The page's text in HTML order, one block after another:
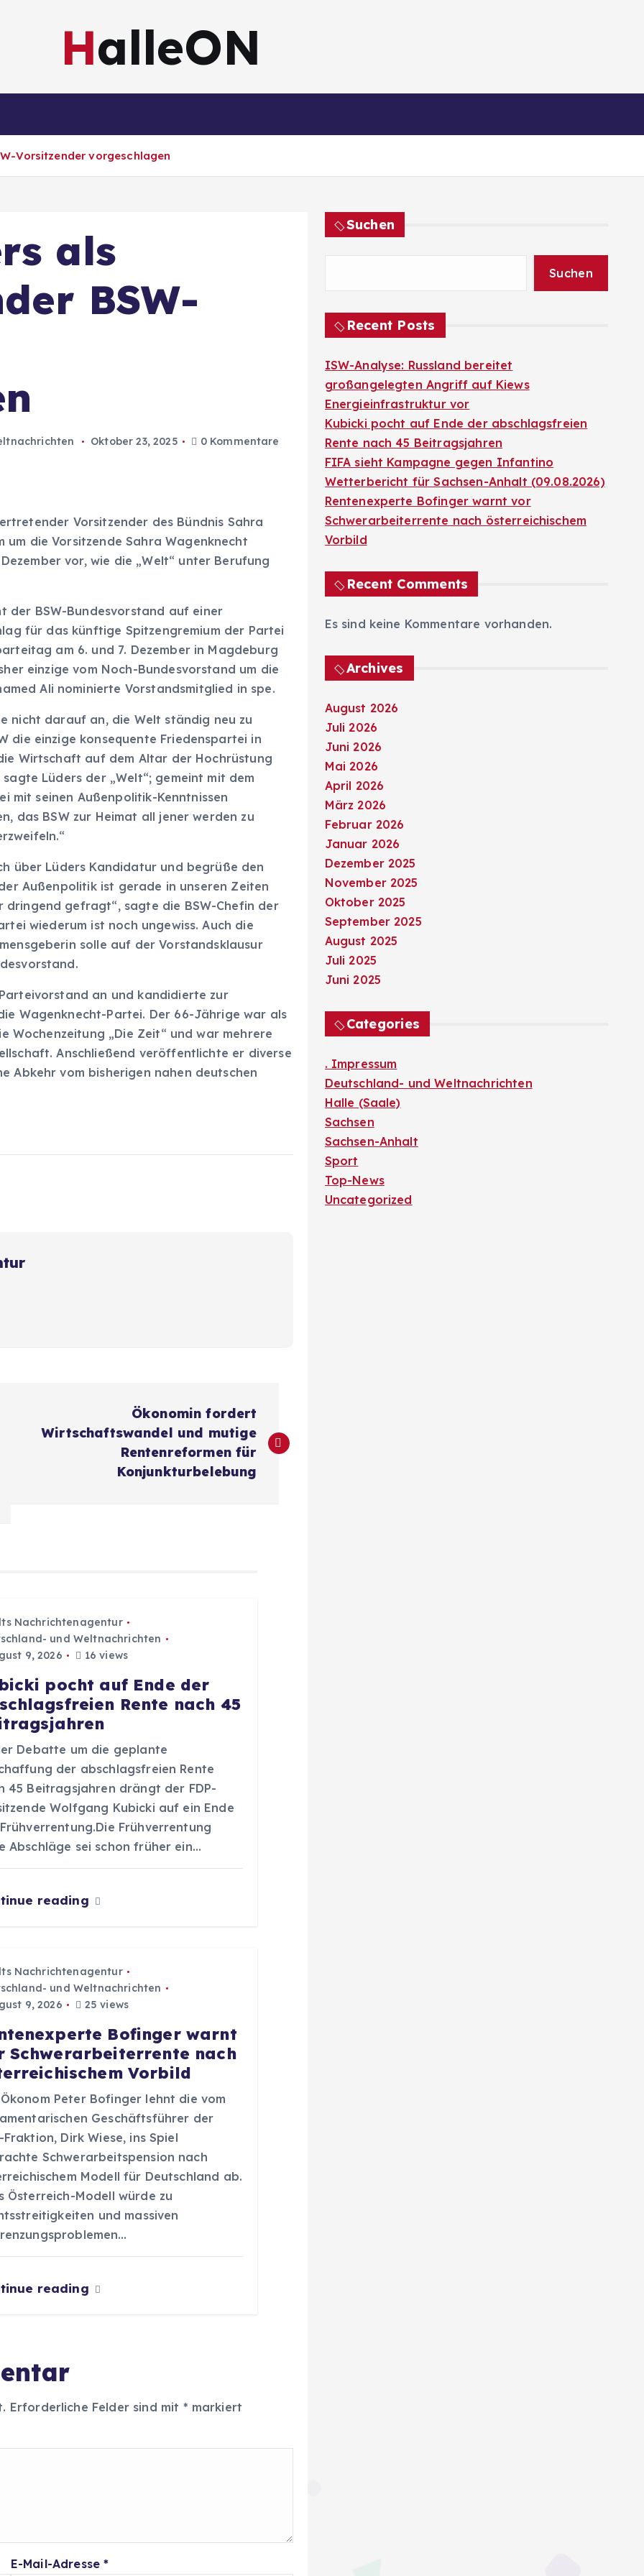
HalleON
Vorsitzender vorgeschlagen
als
BSW-
Oktober 23, 2025 0 Kommentare
Vorsitzender des Bündnis Sahra
um die Vorsitzende Sahra Wagenknecht
vor, wie die „Welt“ unter Berufung
der BSW-Bundesvorstand auf einer
für das künftige Spitzengremium der Partei
am 6. und 7. Dezember in Magdeburg
einzige vom Noch-Bundesvorstand um die
Ali nominierte Vorstandsmitglied in spe.
nicht darauf an, die Welt ständig neu zu
die einzige konsequente Friedenspartei in
Wirtschaft auf dem Altar der Hochrüstung
Lüders der „Welt“; gemeint mit dem
mit seinen Außenpolitik-Kenntnissen
das BSW zur Heimat all jener werden zu
über Lüders Kandidatur und begrüße den
Außenpolitik ist gerade in unseren Zeiten
gefragt“, sagte die BSW-Chefin der
wiederum ist noch ungewiss. Auch die
solle auf der Vorstandsklausur
an und kandidierte zur
Wagenknecht-Partei. Der 66-Jährige war als
„Die Zeit“ und war mehrere
Anschließend veröffentlichte er diverse
Abkehr vom bisherigen nahen deutschen
Ökonomin fordert
Wirtschaftswandel und mutige
Rentenreformen für
Konjunkturbelebung
Nachrichtenagentur
und Weltnachrichten
9, 2026
16 views
pocht auf Ende der
Rente nach 45
Debatte um die geplante
der abschlagsfreien Rente
45 Beitragsjahren drängt der FDP-
Wolfgang Kubicki auf ein Ende
Frühverrentung
Abschläge sei schon früher ein…
reading
Nachrichtenagentur
und Weltnachrichten
9, 2026
25 views
Bofinger warnt
Schwerarbeiterrente nach
Vorbild
Peter Bofinger lehnt die vom
Geschäftsführer der
Fraktion, Dirk Wiese, ins Spiel
Schwerarbeitspension nach
Modell für Deutschland ab.
Österreich-Modell würde zu
und massiven
reading
Erforderliche Felder sind mit * markiert
E-Mail-Adresse*
Suchen
Suchen
Recent Posts
ISW-Analyse: Russland bereitet
großangelegten Angriff auf Kiews
Energieinfrastruktur vor
Kubicki pocht auf Ende der abschlagsfreien
Rente nach 45 Beitragsjahren
FIFA sieht Kampagne gegen Infantino
Wetterbericht für Sachsen-Anhalt (09.08.2026)
Rentenexperte Bofinger warnt vor
Schwerarbeiterrente nach österreichischem
Vorbild
Recent Comments
Es sind keine Kommentare vorhanden.
Archives
August 2026
Juli 2026
Juni 2026
Mai 2026
April 2026
März 2026
Februar 2026
Januar 2026
Dezember 2025
November 2025
Oktober 2025
September 2025
August 2025
Juli 2025
Juni 2025
Categories
. Impressum
Deutschland- und Weltnachrichten
Halle (Saale)
Sachsen
Sachsen-Anhalt
Sport
Top-News
Uncategorized